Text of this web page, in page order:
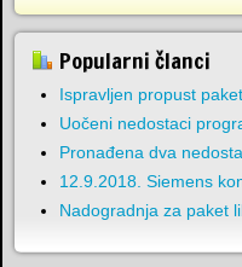
Popularni članci
Ispravljen propust
Uočeni nedostaci
Pronađena dva
12.9.2018. Siemens
Nadogradnja za paket